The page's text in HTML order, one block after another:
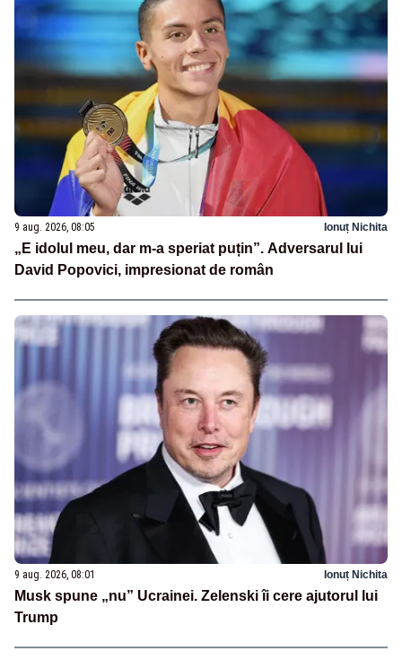
9 aug. 2026, 08:05 Ionuț Nichita
„E idolul meu, dar m-a speriat puțin”. Adversarul lui
David Popovici, impresionat de român
9 aug. 2026, 08:01 Ionuț Nichita
Musk spune „nu” Ucrainei. Zelenski îi cere ajutorul lui
Trump